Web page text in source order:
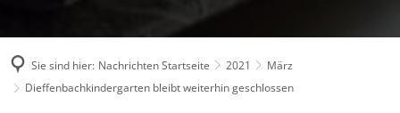
Konzertsaal LMAH
Schlitzer Geschichten
Sie sind hier: Nachrichten Startseite 2021
März
Dieffenbachkindergarten bleibt weiterhin geschlossen